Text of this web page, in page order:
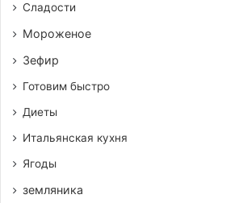
Сладости
Мороженое
Зефир
Готовим быстро
Диеты
Итальянская кухня
Ягоды
земляника